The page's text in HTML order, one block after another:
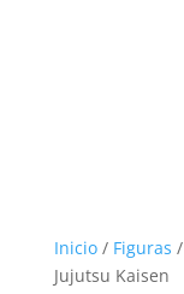
Inicio/ Figuras /
Jujutsu Kaisen